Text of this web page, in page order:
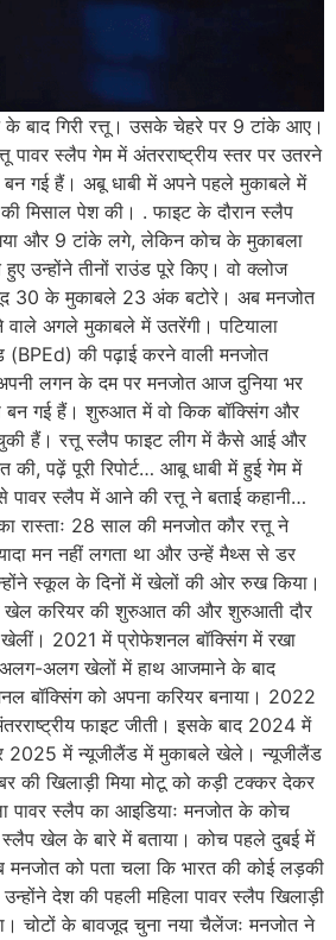
बाद गिरी रत्तू। उसके चेहरे पर 9 टांके आए।
पावर स्लैप गेम में अंतरराष्ट्रीय स्तर पर उतरने
बन गई हैं। अबू धाबी में अपने पहले मुकाबले में
मिसाल पेश की। . फाइट के दौरान स्लैप
और 9 टांके लगे, लेकिन कोच के मुकाबला
उन्होंने तीनों राउंड पूरे किए। वो क्लोज
30 के मुकाबले 23 अंक बटोरे। अब मनजोत
वाले अगले मुकाबले में उतरेंगी। पटियाला
की पढ़ाई करने वाली मनजोत
लगन के दम पर मनजोत आज दुनिया भर
बन गई हैं। शुरुआत में वो किक बॉक्सिंग और
हैं। रत्तू स्लैप फाइट लीग में कैसे आई और
पढ़ें पूरी रिपोर्ट… आबू धाबी में हुई गेम में
पावर स्लैप में आने की रत्तू ने बताई कहानी…
28 साल की मनजोत कौर रत्तू ने
मन नहीं लगता था और उन्हें मैथ्स से डर
स्कूल के दिनों में खेलों की ओर रुख किया।
खेल करियर की शुरुआत की और शुरुआती दौर
2021 में प्रोफेशनल बॉक्सिंग में रखा
अलग खेलों में हाथ आजमाने के बाद
बॉक्सिंग को अपना करियर बनाया। 2022
फाइट जीती। इसके बाद 2024 में
2025 में न्यूजीलैंड में मुकाबले खेले। न्यूजीलैंड
की खिलाड़ी मिया मोटू को कड़ी टक्कर देकर
पावर स्लैप का आइडियाः मनजोत के कोच
खेल के बारे में बताया। कोच पहले दुबई में
को पता चला कि भारत की कोई लड़की
देश की पहली महिला पावर स्लैप खिलाड़ी
चोटों के बावजूद चुना नया चैलेंजः मनजोत ने